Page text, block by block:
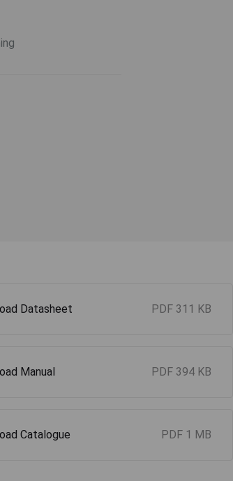
Datasheet PDF 311 KB
Manual PDF 394 KB
Catalogue PDF 1 MB